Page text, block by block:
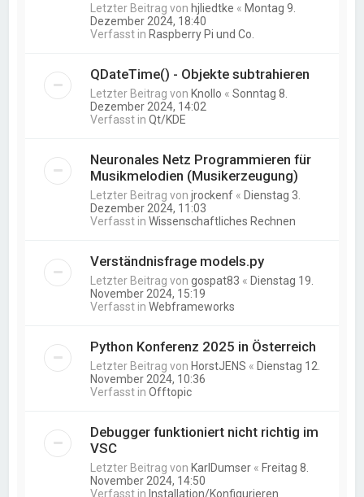
Letzter Beitrag von hjliedtke « Montag 9.
Dezember 2024, 18:40
Verfasst in Raspberry Pi und Co.
QDateTime() - Objekte subtrahieren
Letzter Beitrag von Knollo «Sonntag 8.
Dezember 2024, 14:02
Verfasst inQt/KDE
Neuronales Netz Programmieren für
Musikmelodien (Musikerzeugung)
Letzter Beitrag vonjrockenf « Dienstag 3.
Dezember 2024, 11:03
Verfasst inWissenschaftliches Rechnen
Verständnisfrage models.py
Letzter Beitrag vongospat83 « Dienstag 19.
November 2024, 15:19
Verfasst inWebframeworks
Python Konferenz 2025 in Österreich
Letzter Beitrag von HorstJENS « Dienstag 12.
November 2024, 10:36
Verfasst inOfftopic
Debugger funktioniert nicht richtig im
VSC
Letzter Beitrag von KarlDumser « Freitag 8.
November 2024, 14:50
Verfasst in Installation/Konfigurieren